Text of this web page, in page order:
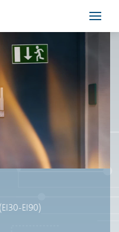
EI90)